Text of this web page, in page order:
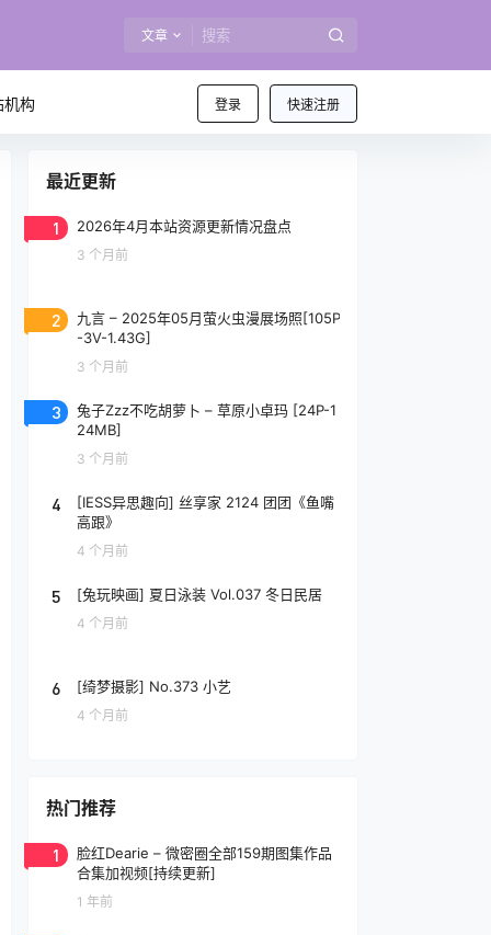
文章
登录 快速注册
机构
最近更新
1 2026年4月本站资源更新情况盘点
3 个月前
2
九言 – 2025年05月萤火虫漫展场照[105P
-3V-1.43G]
3 个月前
3
兔子Zzz不吃胡萝卜 – 草原小卓玛 [24P-1
24MB]
3 个月前
4
[IESS异思趣向] 丝享家 2124 团团《鱼嘴
高跟》
4 个月前
5 [兔玩映画] 夏日泳装 Vol.037 冬日民居
4 个月前
6 [绮梦摄影] No.373 小艺
4 个月前
热门推荐
1
脸红Dearie – 微密圈全部159期图集作品
合集加视频[持续更新]
1 年前